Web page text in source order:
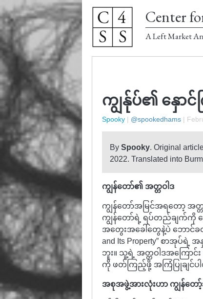
Center
A Left Market
ကျွန်ုပ်၏ နှောင်
Spooky | @spookedhams |
By Spooky. Original
2022. Translated into
ကျွန်တော်၏ အတ္တဝါဒ
ကျွန်တော်အမြင်အရတော့ အတ္တ
ကျွန်တော်ရဲ့ ရပ်တည်ချက်ကို သ
အတွေးအခေါ်တွေနဲ့ပဲ ဘောင်
and Its Property” စာအုပ်
ဘူး။ သူ့ရဲ့ အတ္တဝါဒအကြောင်
ကို ဖတ်ကြည့်ဖို့ အကြံပြုချင်ပ
အစုအဖွဲ့အားလုံးဟာ ကျွန်တ